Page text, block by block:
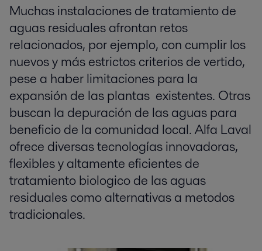
Muchas instalaciones de tratamiento de
aguas residuales afrontan retos
relacionados, por ejemplo, con cumplir los
nuevos y más estrictos criterios de vertido,
pese a haber limitaciones para la
expansión de las plantas existentes. Otras
buscan la depuración de las aguas para
beneficio de la comunidad local. Alfa Laval
ofrece diversas tecnologías innovadoras,
flexibles y altamente eficientes de
tratamiento biologico de las aguas
residuales como alternativas a metodos
tradicionales.